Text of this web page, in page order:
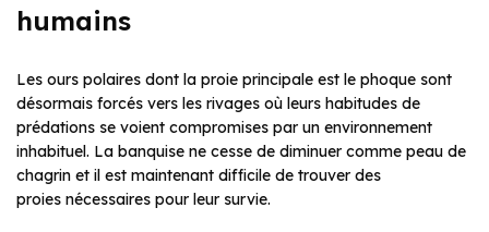
humains
Les ours polaires dont la proie principale est le phoque sont
désormais forcés vers les rivages où leurs habitudes de
prédations se voient compromises par un environnement
inhabituel. La banquise ne cesse de diminuer comme peau de
chagrin et il est maintenant difficile de trouver des
proies nécessaires pour leur survie.